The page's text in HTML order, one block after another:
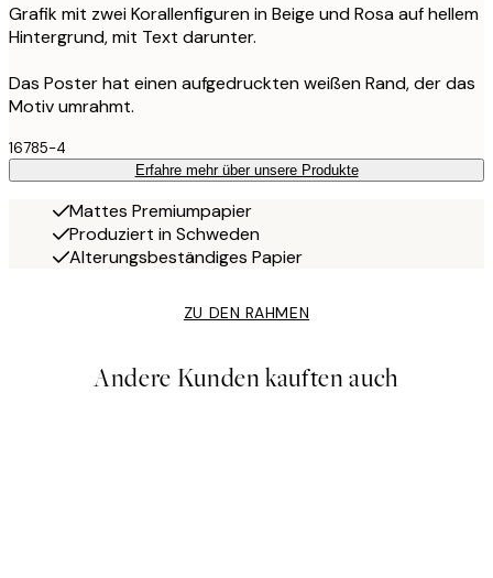
Grafik mit zwei Korallenfiguren in Beige und Rosa auf hellem
Hintergrund, mit Text darunter.
Das Poster hat einen aufgedruckten weißen Rand, der das
Motiv umrahmt.
16785-4
Erfahre mehr über unsere Produkte
Mattes Premiumpapier
Produziert in Schweden
Alterungsbeständiges Papier
ZU DEN RAHMEN
Andere Kunden kauften auch